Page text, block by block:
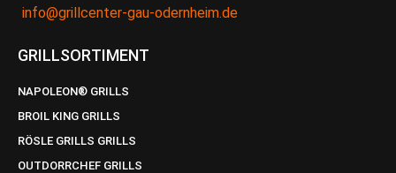
info@grillcenter-gau-odernheim.de
GRILLSORTIMENT
NAPOLEON® GRILLS
BROIL KING GRILLS
RÖSLE GRILLS GRILLS
OUTDORRCHEF GRILLS